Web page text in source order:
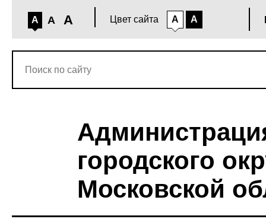
A A A Цвет сайта A A
городского
Московской